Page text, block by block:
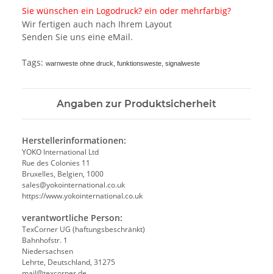
Sie wünschen ein Logodruck? ein oder mehrfarbig?
Wir fertigen auch nach Ihrem Layout
Senden Sie uns eine eMail.
Tags: warnweste ohne druck, funktionsweste, signalweste
Angaben zur Produktsicherheit
Herstellerinformationen:
YOKO International Ltd
Rue des Colonies 11
Bruxelles, Belgien, 1000
sales@yokointernational.co.uk
https://www.yokointernational.co.uk
verantwortliche Person:
TexCorner UG (haftungsbeschränkt)
Bahnhofstr. 1
Niedersachsen
Lehrte, Deutschland, 31275